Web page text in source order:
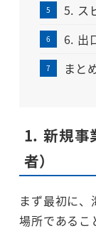
5. ス
6. 出
まと
1. 新規事
者）
まず最初に
場所であるこ